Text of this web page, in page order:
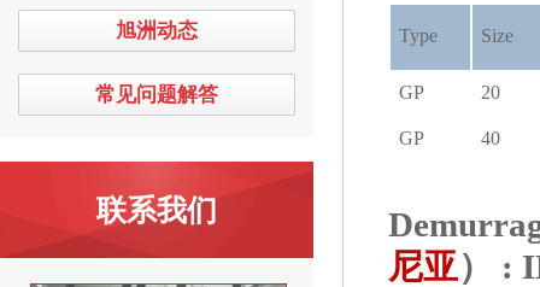
旭洲动态
常见问题解答
联系我们
Type Size
GP 20
GP 40
尼亚） :